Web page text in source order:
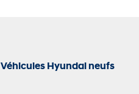
Véhicules Hyundai neufs